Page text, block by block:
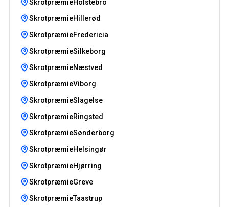
SkrotpræmieHolstebro
SkrotpræmieHillerød
SkrotpræmieFredericia
SkrotpræmieSilkeborg
SkrotpræmieNæstved
SkrotpræmieViborg
SkrotpræmieSlagelse
SkrotpræmieRingsted
SkrotpræmieSønderborg
SkrotpræmieHelsingør
SkrotpræmieHjørring
SkrotpræmieGreve
SkrotpræmieTaastrup